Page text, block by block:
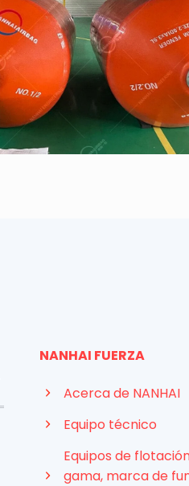
NANHAI FUERZA
Acerca de NANHAI
Equipo técnico
Equipos de
gama, marca de